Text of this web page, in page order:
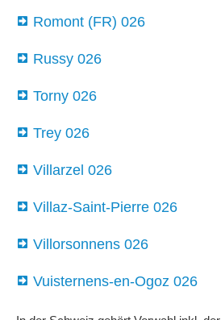
Romont (FR) 026
Russy 026
Torny 026
Trey 026
Villarzel 026
Villaz-Saint-Pierre 026
Villorsonnens 026
Vuisternens-en-Ogoz 026